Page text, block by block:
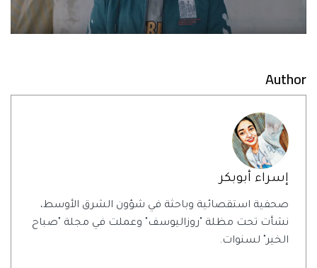
Author
إسراء أبوبكر
صحفية استقصائية وباحثة في شؤون الشرق الأوسط،
نشأت تحت مظلة "روزاليوسف" وعملت في مجلة "صباح
الخير" لسنوات.